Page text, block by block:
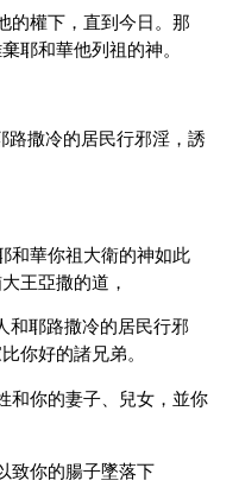
的權下，直到今日。那
耶和華他列祖的神。
路撒冷的居民行邪淫，誘
和華你祖大衛的神如此
王亞撒的道，
和耶路撒冷的居民行邪
你好的諸兄弟。
和你的妻子、兒女，並你
致你的腸子墜落下